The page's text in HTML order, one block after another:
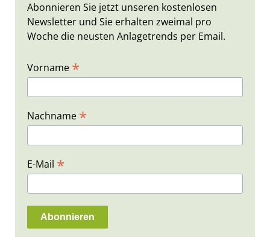
Abonnieren Sie jetzt unseren kostenlosen
Newsletter und Sie erhalten zweimal pro
Woche die neusten Anlagetrends per Email.
Vorname *
Nachname *
E-Mail *